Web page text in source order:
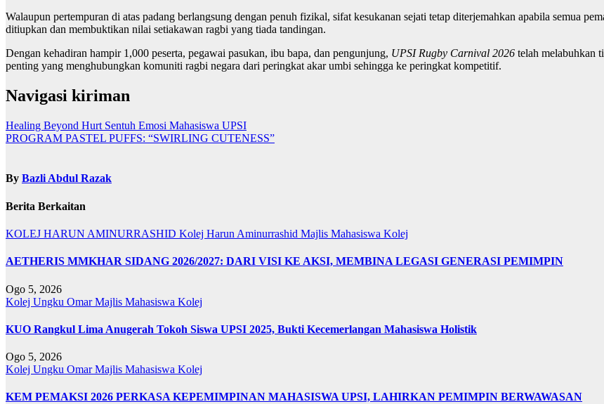
Walaupun pertempuran di atas padang berlangsung dengan penuh fizikal, sifat kesukanan sejati tetap diterjemahkan apabila semua
ditiupkan dan membuktikan nilai setiakawan ragbi yang tiada tandingan.
Dengan kehadiran hampir 1,000 peserta, pegawai pasukan, ibu bapa, dan pengunjung, UPSI Rugby Carnival 2026 telah melabuhkan
penting yang menghubungkan komuniti ragbi negara dari peringkat akar umbi sehingga ke peringkat kompetitif.
Navigasi kiriman
Healing Beyond Hurt Sentuh Emosi Mahasiswa UPSI
PROGRAM PASTEL PUFFS: “SWIRLING CUTENESS”
By Bazli Abdul Razak
Berita Berkaitan
KOLEJ HARUN AMINURRASHID Kolej Harun Aminurrashid Majlis Mahasiswa Kolej
AETHERIS MMKHAR SIDANG 2026/2027: DARI VISI KE AKSI, MEMBINA LEGASI GENERASI PEMIMPIN
Ogo 5, 2026
Kolej Ungku OmarMajlis Mahasiswa Kolej
KUO Rangkul Lima Anugerah Tokoh Siswa UPSI 2025, Bukti Kecemerlangan Mahasiswa Holistik
Ogo 5, 2026
Kolej Ungku OmarMajlis Mahasiswa Kolej
KEM PEMAKSI 2026 PERKASA KEPEMIMPINAN MAHASISWA UPSI, LAHIRKAN PEMIMPIN BERWAWASAN